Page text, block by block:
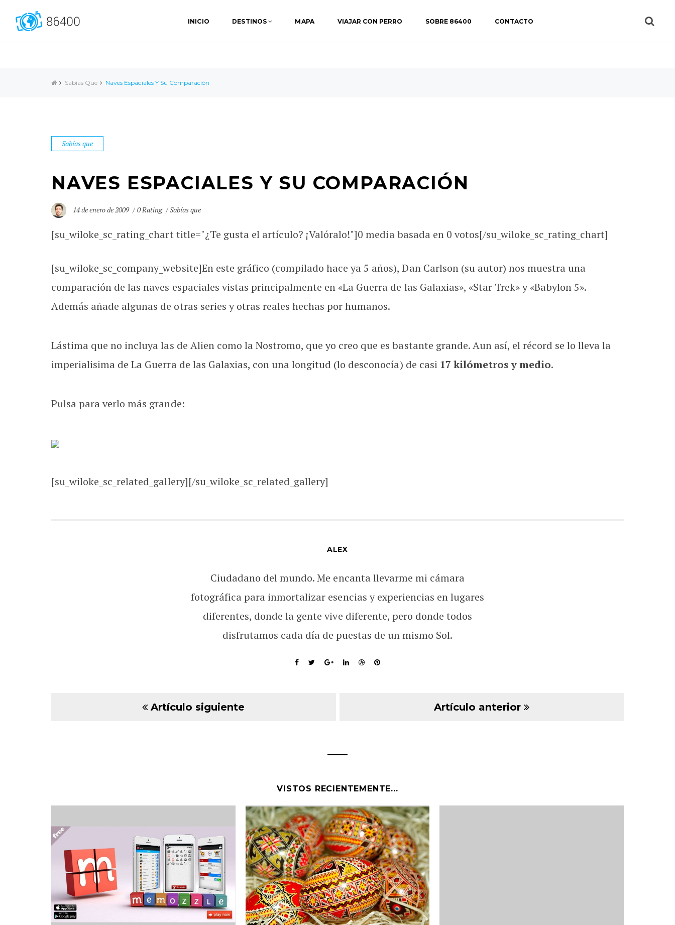
INICIO DESTINOS MAPA VIAJAR CON PERRO SOBRE 86400 CONTACTO
Sabías Que Naves Espaciales Y Su Comparación
Sabías que
NAVES ESPACIALES Y SU COMPARACIÓN
14 de enero de 2009 0 Rating Sabías que
[su_wiloke_sc_rating_chart title="¿Te gusta el artículo? ¡Valóralo!"]0media basada en 0 votos[/su_wiloke_sc_rating_chart]
[su_wiloke_sc_company_website]En este gráfico (compilado hace ya 5 años), Dan Carlson (su autor) nos muestra una
comparación de las naves espaciales vistas principalmente en «La Guerra de las Galaxias», «Star Trek» y «Babylon 5».
Además añade algunas de otras series y otras reales hechas por humanos.
Lástima que no incluya las de Alien como la Nostromo, que yo creo que es bastante grande. Aun así, el récord se lo lleva la
imperialisima de La Guerra de las Galaxias, con una longitud (lo desconocía) de casi 17 kilómetros y medio.
Pulsa para verlo más grande:
[su_wiloke_sc_related_gallery][/su_wiloke_sc_related_gallery]
ALEX
Ciudadano del mundo. Me encanta llevarme mi cámara
fotográfica para inmortalizar esencias y experiencias en lugares
diferentes, donde la gente vive diferente, pero donde todos
disfrutamos cada día de puestas de un mismo Sol.
Artículo siguiente Artículo anterior
VISTOS RECIENTEMENTE...